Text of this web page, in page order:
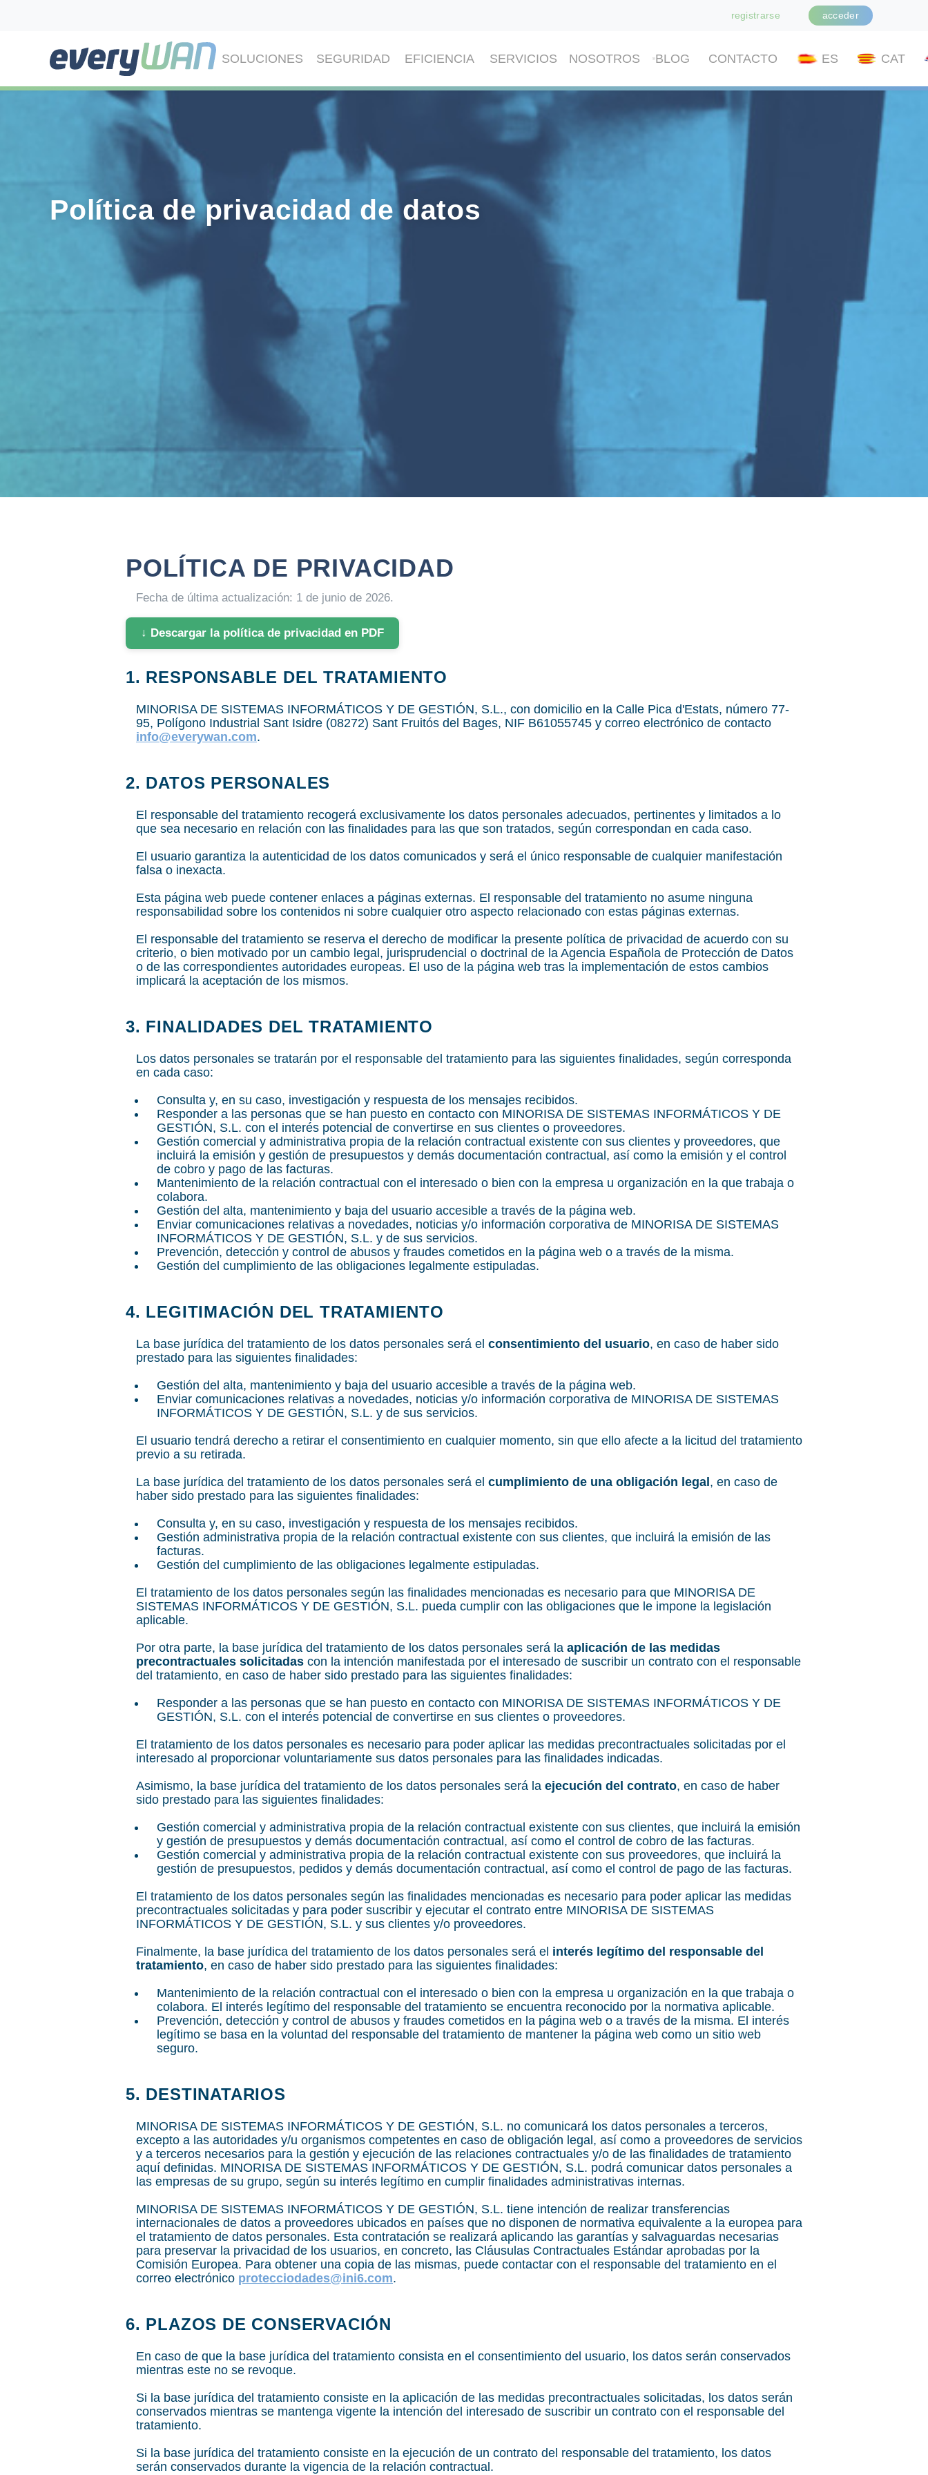
registrarse acceder
SOLUCIONES SEGURIDAD EFICIENCIA SERVICIOS NOSOTROS BLOG CONTACTO ES CAT
Política de privacidad de datos
POLÍTICA DE PRIVACIDAD
Fecha de última actualización: 1 de junio de 2026.
↓ Descargar la política de privacidad en PDF
1. RESPONSABLE DEL TRATAMIENTO
MINORISA DE SISTEMAS INFORMÁTICOS Y DE GESTIÓN, S.L., con domicilio en la Calle Pica d'Estats, número 77-
95, Polígono Industrial Sant Isidre (08272) Sant Fruitós del Bages, NIF B61055745 y correo electrónico de contacto
info@everywan.com.
2. DATOS PERSONALES
El responsable del tratamiento recogerá exclusivamente los datos personales adecuados, pertinentes y limitados a lo
que sea necesario en relación con las finalidades para las que son tratados, según correspondan en cada caso.
El usuario garantiza la autenticidad de los datos comunicados y será el único responsable de cualquier manifestación
falsa o inexacta.
Esta página web puede contener enlaces a páginas externas. El responsable del tratamiento no asume ninguna
responsabilidad sobre los contenidos ni sobre cualquier otro aspecto relacionado con estas páginas externas.
El responsable del tratamiento se reserva el derecho de modificar la presente política de privacidad de acuerdo con su
criterio, o bien motivado por un cambio legal, jurisprudencial o doctrinal de la Agencia Española de Protección de Datos
o de las correspondientes autoridades europeas. El uso de la página web tras la implementación de estos cambios
implicará la aceptación de los mismos.
3. FINALIDADES DEL TRATAMIENTO
Los datos personales se tratarán por el responsable del tratamiento para las siguientes finalidades, según corresponda
en cada caso:
Consulta y, en su caso, investigación y respuesta de los mensajes recibidos.
Responder a las personas que se han puesto en contacto con MINORISA DE SISTEMAS INFORMÁTICOS Y DE
GESTIÓN, S.L. con el interés potencial de convertirse en sus clientes o proveedores.
Gestión comercial y administrativa propia de la relación contractual existente con sus clientes y proveedores, que
incluirá la emisión y gestión de presupuestos y demás documentación contractual, así como la emisión y el control
de cobro y pago de las facturas.
Mantenimiento de la relación contractual con el interesado o bien con la empresa u organización en la que trabaja o
colabora.
Gestión del alta, mantenimiento y baja del usuario accesible a través de la página web.
Enviar comunicaciones relativas a novedades, noticias y/o información corporativa de MINORISA DE SISTEMAS
INFORMÁTICOS Y DE GESTIÓN, S.L. y de sus servicios.
Prevención, detección y control de abusos y fraudes cometidos en la página web o a través de la misma.
Gestión del cumplimiento de las obligaciones legalmente estipuladas.
4. LEGITIMACIÓN DEL TRATAMIENTO
La base jurídica del tratamiento de los datos personales será el consentimiento del usuario, en caso de haber sido
prestado para las siguientes finalidades:
Gestión del alta, mantenimiento y baja del usuario accesible a través de la página web.
Enviar comunicaciones relativas a novedades, noticias y/o información corporativa de MINORISA DE SISTEMAS
INFORMÁTICOS Y DE GESTIÓN, S.L. y de sus servicios.
El usuario tendrá derecho a retirar el consentimiento en cualquier momento, sin que ello afecte a la licitud del tratamiento
previo a su retirada.
La base jurídica del tratamiento de los datos personales será el cumplimiento de una obligación legal , en caso de
haber sido prestado para las siguientes finalidades:
Consulta y, en su caso, investigación y respuesta de los mensajes recibidos.
Gestión administrativa propia de la relación contractual existente con sus clientes, que incluirá la emisión de las
facturas.
Gestión del cumplimiento de las obligaciones legalmente estipuladas.
El tratamiento de los datos personales según las finalidades mencionadas es necesario para que MINORISA DE
SISTEMAS INFORMÁTICOS Y DE GESTIÓN, S.L. pueda cumplir con las obligaciones que le impone la legislación
aplicable.
Por otra parte, la base jurídica del tratamiento de los datos personales será la aplicación de las medidas
precontractuales solicitadas con la intención manifestada por el interesado de suscribir un contrato con el responsable
del tratamiento, en caso de haber sido prestado para las siguientes finalidades:
Responder a las personas que se han puesto en contacto con MINORISA DE SISTEMAS INFORMÁTICOS Y DE
GESTIÓN, S.L. con el interés potencial de convertirse en sus clientes o proveedores.
El tratamiento de los datos personales es necesario para poder aplicar las medidas precontractuales solicitadas por el
interesado al proporcionar voluntariamente sus datos personales para las finalidades indicadas.
Asimismo, la base jurídica del tratamiento de los datos personales será la ejecución del contrato, en caso de haber
sido prestado para las siguientes finalidades:
Gestión comercial y administrativa propia de la relación contractual existente con sus clientes, que incluirá la emisión
y gestión de presupuestos y demás documentación contractual, así como el control de cobro de las facturas.
Gestión comercial y administrativa propia de la relación contractual existente con sus proveedores, que incluirá la
gestión de presupuestos, pedidos y demás documentación contractual, así como el control de pago de las facturas.
El tratamiento de los datos personales según las finalidades mencionadas es necesario para poder aplicar las medidas
precontractuales solicitadas y para poder suscribir y ejecutar el contrato entre MINORISA DE SISTEMAS
INFORMÁTICOS Y DE GESTIÓN, S.L. y sus clientes y/o proveedores.
Finalmente, la base jurídica del tratamiento de los datos personales será el interés legítimo del responsable del
tratamiento, en caso de haber sido prestado para las siguientes finalidades:
Mantenimiento de la relación contractual con el interesado o bien con la empresa u organización en la que trabaja o
colabora. El interés legítimo del responsable del tratamiento se encuentra reconocido por la normativa aplicable.
Prevención, detección y control de abusos y fraudes cometidos en la página web o a través de la misma. El interés
legítimo se basa en la voluntad del responsable del tratamiento de mantener la página web como un sitio web
seguro.
5. DESTINATARIOS
MINORISA DE SISTEMAS INFORMÁTICOS Y DE GESTIÓN, S.L. no comunicará los datos personales a terceros,
excepto a las autoridades y/u organismos competentes en caso de obligación legal, así como a proveedores de servicios
y a terceros necesarios para la gestión y ejecución de las relaciones contractuales y/o de las finalidades de tratamiento
aquí definidas. MINORISA DE SISTEMAS INFORMÁTICOS Y DE GESTIÓN, S.L. podrá comunicar datos personales a
las empresas de su grupo, según su interés legítimo en cumplir finalidades administrativas internas.
MINORISA DE SISTEMAS INFORMÁTICOS Y DE GESTIÓN, S.L. tiene intención de realizar transferencias
internacionales de datos a proveedores ubicados en países que no disponen de normativa equivalente a la europea para
el tratamiento de datos personales. Esta contratación se realizará aplicando las garantías y salvaguardas necesarias
para preservar la privacidad de los usuarios, en concreto, las Cláusulas Contractuales Estándar aprobadas por la
Comisión Europea. Para obtener una copia de las mismas, puede contactar con el responsable del tratamiento en el
correo electrónico protecciodades@ini6.com.
6. PLAZOS DE CONSERVACIÓN
En caso de que la base jurídica del tratamiento consista en el consentimiento del usuario, los datos serán conservados
mientras este no se revoque.
Si la base jurídica del tratamiento consiste en la aplicación de las medidas precontractuales solicitadas, los datos serán
conservados mientras se mantenga vigente la intención del interesado de suscribir un contrato con el responsable del
tratamiento.
Si la base jurídica del tratamiento consiste en la ejecución de un contrato del responsable del tratamiento, los datos
serán conservados durante la vigencia de la relación contractual.